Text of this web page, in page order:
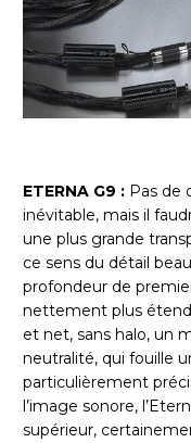
ETERNA G9 : Pas de
inévitable, mais il
une plus grande
ce sens du détail
profondeur de
nettement plus
et net, sans halo, un
neutralité, qui fouille
particulièrement
l’image sonore,
supérieur,